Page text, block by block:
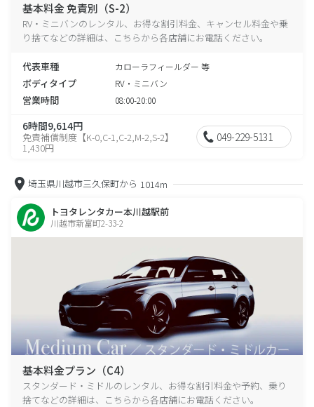
基本料金 免責別（S-2）
RV・ミニバンのレンタル、お得な割引料金、キャンセル料金や乗
り捨てなどの詳細は、こちらから各店舗にお電話ください。
代表車種 カローラフィールダー 等
ボディタイプ RV・ミニバン
営業時間 08:00-20:00
6時間9,614円
免責補償制度【K-0,C-1,C-2,M-2,S-2】
1,430円
049-229-5131
埼玉県川越市三久保町から 1014m
トヨタレンタカー本川越駅前
川越市新富町2-33-2
基本料金プラン（C4）
スタンダード・ミドルのレンタル、お得な割引料金や予約、乗り
捨てなどの詳細は、こちらから各店舗にお電話ください。